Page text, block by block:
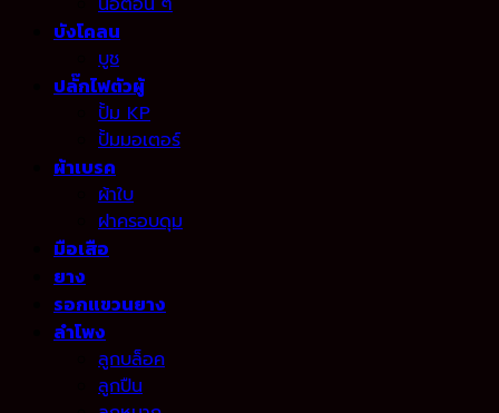
บังโคลน
บูช
ปลั๊กไฟตัวผู้
ปั้ม KP
ปั้มมอเตอร์
ผ้าเบรค
ผ้าใบ
ฝาครอบดุม
มือเสือ
ยาง
รอกแขวนยาง
ลำโพง
ลูกบล็อค
ลูกปืน